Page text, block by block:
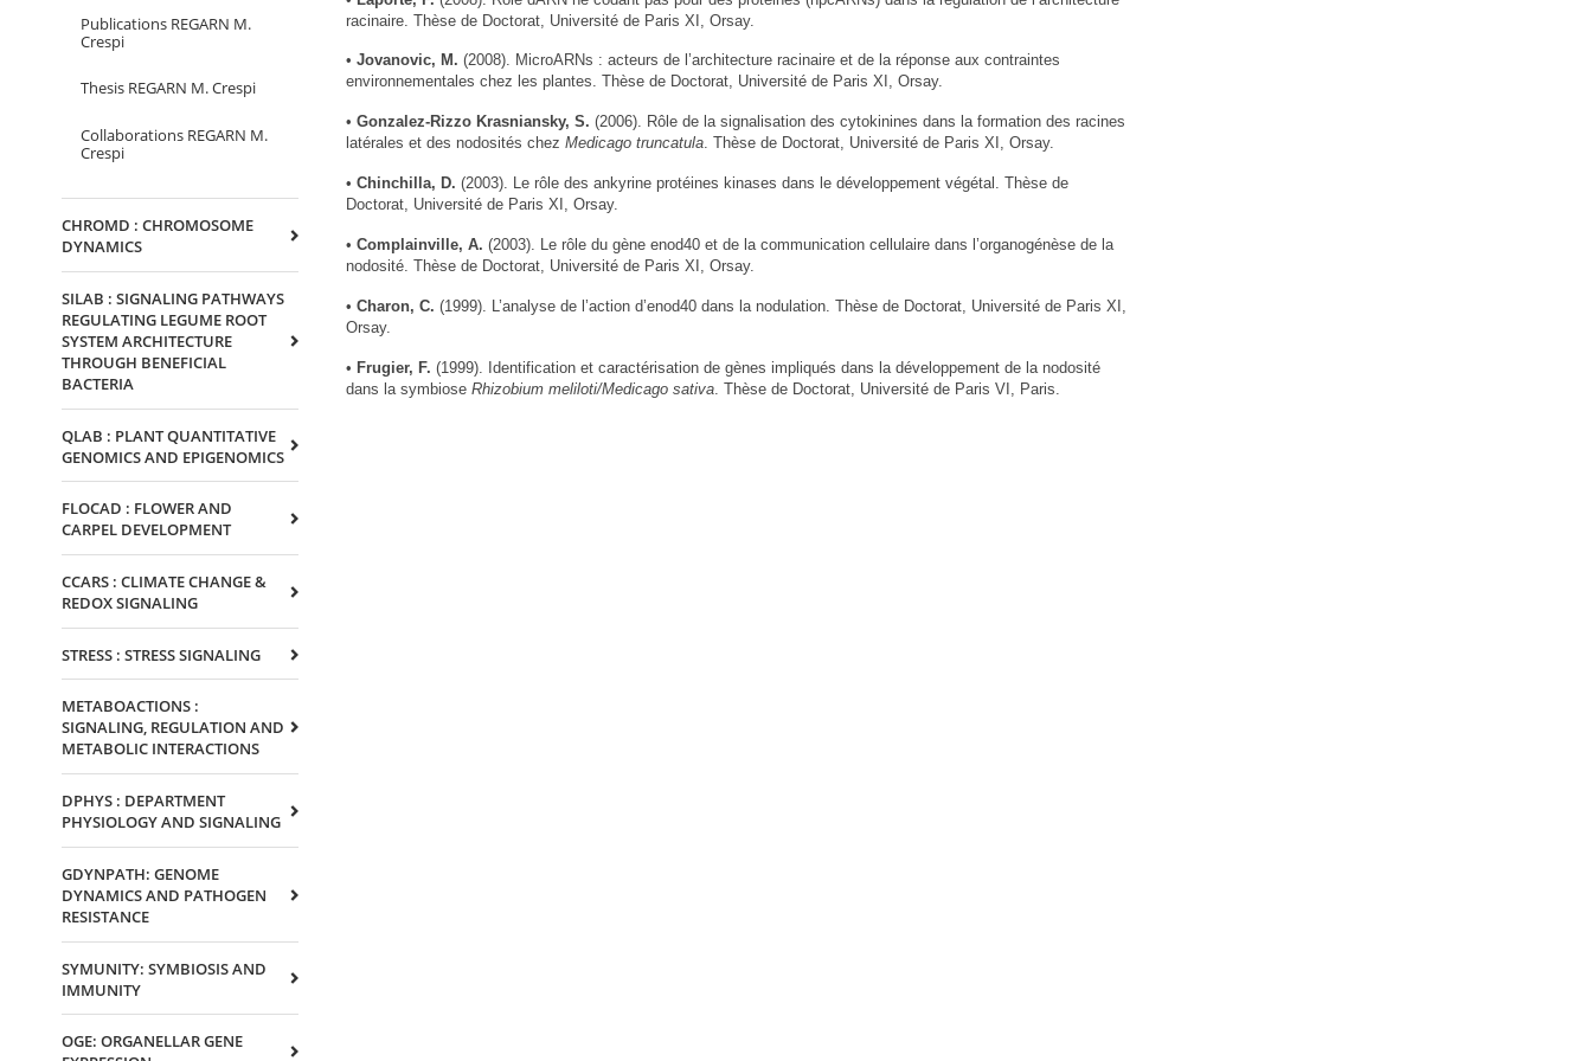
racinaire. Thèse de Doctorat, Université de Paris XI, Orsay.
• Jovanovic, M. (2008). MicroARNs : acteurs de l’architecture racinaire et de la réponse aux contraintes
environnementales chez les plantes. Thèse de Doctorat, Université de Paris XI, Orsay.
• Gonzalez-Rizzo Krasniansky, S. (2006). Rôle de la signalisation des cytokinines dans la formation des racines
latérales et des nodosités chez Medicago truncatula. Thèse de Doctorat, Université de Paris XI, Orsay.
• Chinchilla, D. (2003). Le rôle des ankyrine protéines kinases dans le développement végétal. Thèse de
Doctorat, Université de Paris XI, Orsay.
• Complainville, A. (2003). Le rôle du gène enod40 et de la communication cellulaire dans l’organogénèse de la
nodosité. Thèse de Doctorat, Université de Paris XI, Orsay.
• Charon, C. (1999). L’analyse de l’action d’enod40 dans la nodulation. Thèse de Doctorat, Université de Paris XI,
Orsay.
• Frugier, F. (1999). Identification et caractérisation de gènes impliqués dans la développement de la nodosité
dans la symbiose Rhizobium meliloti/Medicago sativa. Thèse de Doctorat, Université de Paris VI, Paris.
Publications REGARN M.
Crespi
Thesis REGARN M. Crespi
Collaborations REGARN M.
Crespi
CHROMD : CHROMOSOME
DYNAMICS
SILAB : SIGNALING PATHWAYS
REGULATING LEGUME ROOT
SYSTEM ARCHITECTURE
THROUGH BENEFICIAL
BACTERIA
QLAB : PLANT QUANTITATIVE
GENOMICS AND EPIGENOMICS
FLOCAD : FLOWER AND
CARPEL DEVELOPMENT
CCARS : CLIMATE CHANGE &
REDOX SIGNALING
STRESS : STRESS SIGNALING
METABOACTIONS :
SIGNALING, REGULATION AND
METABOLIC INTERACTIONS
DPHYS : DEPARTMENT
PHYSIOLOGY AND SIGNALING
GDYNPATH: GENOME
DYNAMICS AND PATHOGEN
RESISTANCE
SYMUNITY: SYMBIOSIS AND
IMMUNITY
OGE: ORGANELLAR GENE